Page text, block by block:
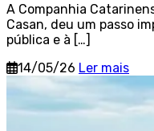
A Companhia
Casan, deu um passo
pública e à […]
14/05/26 Ler mais